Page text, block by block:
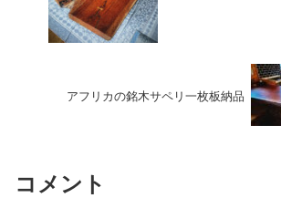
アフリカの銘木サペリ一枚板納品
コメント